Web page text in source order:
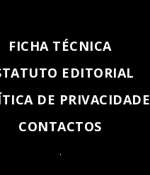
FICHA TÉCNICA
EDITORIAL
DE PRIVACIDADE
CONTACTOS
.